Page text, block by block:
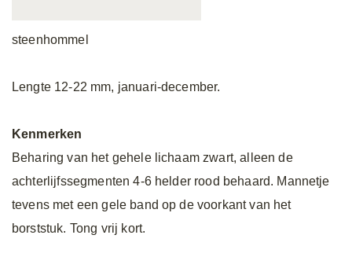
steenhommel
Lengte 12-22 mm, januari-december.
Kenmerken
Beharing van het gehele lichaam zwart, alleen de
achterlijfssegmenten 4-6 helder rood behaard. Mannetje
tevens met een gele band op de voorkant van het
borststuk. Tong vrij kort.